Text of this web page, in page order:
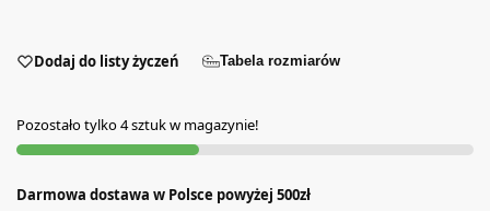
Dodaj do listy życzeń Tabela rozmiarów
Pozostało tylko 4 sztuk w magazynie!
Darmowa dostawa w Polsce powyżej 500zł